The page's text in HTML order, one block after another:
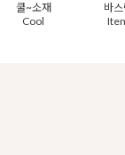
쿨~소재
Cool
바